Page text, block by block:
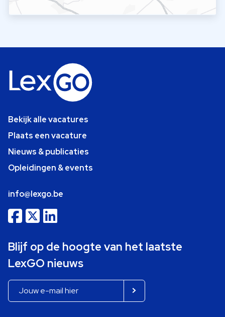
Bekijk alle vacatures
Plaats een vacature
Nieuws & publicaties
Opleidingen & events
info@lexgo.be
Blijf op de hoogte van het laatste
LexGO nieuws